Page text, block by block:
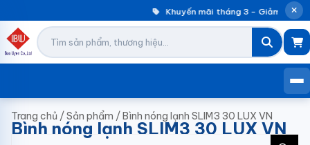
Khuyến mãi tháng 3 – Giảm đến
Trang chủ /Sản phẩm /Bình nóng lạnh SLIM3 30 LUX VN
Bình nóng lạnh SLIM3 30 LUX VN